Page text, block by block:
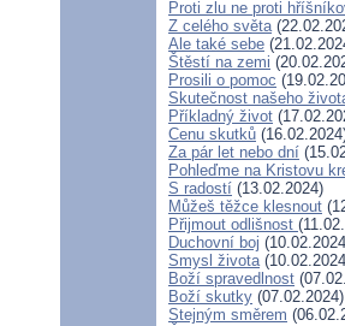
Proti zlu ne proti
Z celého světa
Ale také sebe
Štěstí na zemi
Prosili o pomoc
Skutečnost našeho
Příkladný život
Cenu skutků
Za pár let nebo dní
Pohleďme na Kristovu
S radostí (13.02.2024)
Můžeš těžce klesnout
Přijmout odlišnost
Duchovní boj
Smysl života
Boží spravedlnost
Boží skutky (07.02.2024)
Stejným směrem